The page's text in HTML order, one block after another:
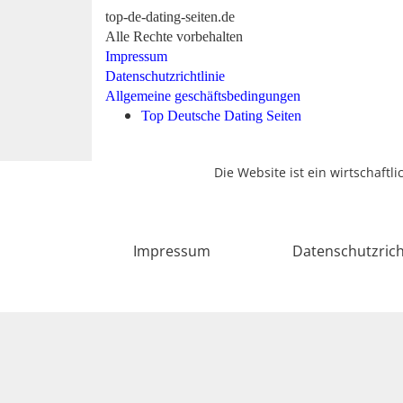
top-de-dating-seiten.de
Alle Rechte vorbehalten
Impressum
Datenschutzrichtlinie
Allgemeine geschäftsbedingungen
Top Deutsche Dating Seiten
Die Website ist ein
Impressum